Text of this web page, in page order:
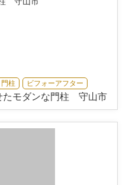
門柱 ビフォーアフター
たモダンな門柱 守山市